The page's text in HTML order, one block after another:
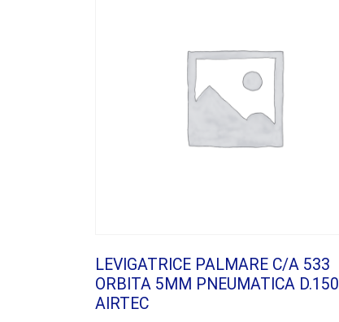
LEVIGATRICE PALMARE C/A 533
ORBITA 5MM PNEUMATICA D.150
AIRTEC